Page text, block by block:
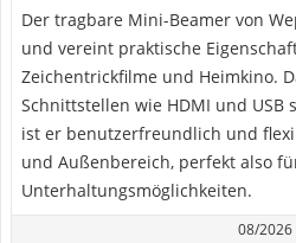
Der tragbare Mini-Beamer von
und vereint praktische
Zeichentrickfilme und Heimkino.
Schnittstellen wie HDMI und USB
ist er benutzerfreundlich und
und Außenbereich, perfekt also
Unterhaltungsmöglichkeiten.
08/2026